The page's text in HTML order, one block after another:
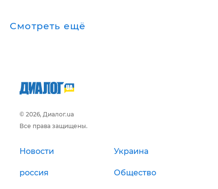
Смотреть ещё
© 2026, Диалог.ua
Все права защищены.
Новости Украина
россия Общество